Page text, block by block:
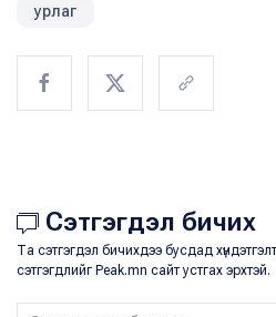
урлаг
Сэтгэгдэл бичих
Та сэтгэгдэл бичихдээ бусдад
сэтгэгдлийг Peak.mn сайт устгах эрхтэй.